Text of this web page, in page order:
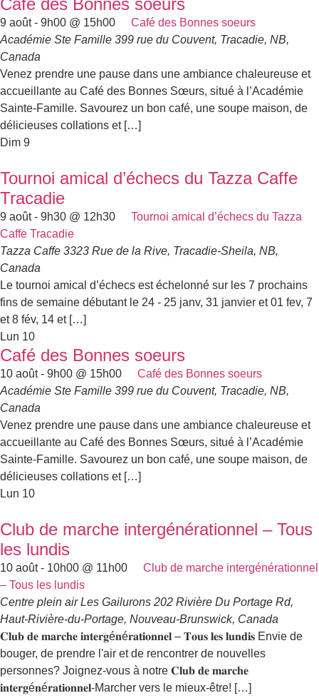
9 août - 9h00 @ 15h00
Café des Bonnes soeurs
Académie Ste Famille 399 rue du Couvent, Tracadie, NB,
Canada
Venez prendre une pause dans une ambiance chaleureuse et
accueillante au Café des Bonnes Sœurs, situé à l’Académie
Sainte-Famille. Savourez un bon café, une soupe maison, de
délicieuses collations et […]
Dim 9
Tournoi amical d’échecs du Tazza Caffe
Tracadie
9 août - 9h30 @ 12h30
Tournoi amical d’échecs du Tazza
Caffe Tracadie
Tazza Caffe 3323 Rue de la Rive, Tracadie-Sheila, NB,
Canada
Le tournoi amical d’échecs est échelonné sur les 7 prochains
fins de semaine débutant le 24 - 25 janv, 31 janvier et 01 fev, 7
et 8 fév, 14 et […]
Lun 10
Café des Bonnes soeurs
10 août - 9h00 @ 15h00
Café des Bonnes soeurs
Académie Ste Famille 399 rue du Couvent, Tracadie, NB,
Canada
Venez prendre une pause dans une ambiance chaleureuse et
accueillante au Café des Bonnes Sœurs, situé à l’Académie
Sainte-Famille. Savourez un bon café, une soupe maison, de
délicieuses collations et […]
Lun 10
Club de marche intergénérationnel – Tous
les lundis
10 août - 10h00 @ 11h00
Club de marche intergénérationnel
– Tous les lundis
Centre plein air Les Gailurons 202 Rivière Du Portage Rd,
Haut-Rivière-du-Portage, Nouveau-Brunswick, Canada
𝐂𝐥𝐮𝐛 𝐝𝐞 𝐦𝐚𝐫𝐜𝐡𝐞 𝐢𝐧𝐭𝐞𝐫𝐠é𝐧é𝐫𝐚𝐭𝐢𝐨𝐧𝐧𝐞𝐥 – 𝐓𝐨𝐮𝐬 𝐥𝐞𝐬 𝐥𝐮𝐧𝐝𝐢𝐬 Envie de
bouger, de prendre l'air et de rencontrer de nouvelles
personnes? Joignez-vous à notre 𝐂𝐥𝐮𝐛 𝐝𝐞 𝐦𝐚𝐫𝐜𝐡𝐞
𝐢𝐧𝐭𝐞𝐫𝐠é𝐧é𝐫𝐚𝐭𝐢𝐨𝐧𝐧𝐞𝐥-Marcher vers le mieux-être! […]